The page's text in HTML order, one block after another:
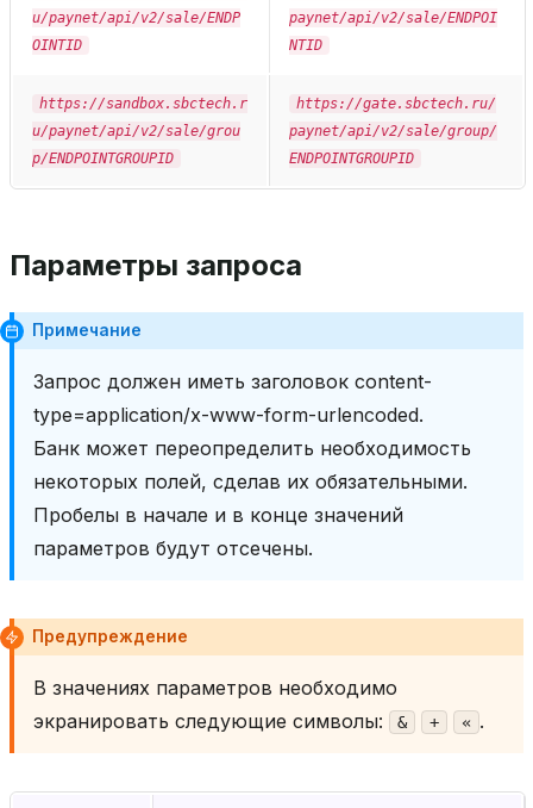
u/paynet/api/v2/sale/ENDP
OINTID
paynet/api/v2/sale/ENDPOI
NTID
https://sandbox.sbctech.r
u/paynet/api/v2/sale/grou
p/ENDPOINTGROUPID
https://gate.sbctech.ru/
paynet/api/v2/sale/group/
ENDPOINTGROUPID
Параметры запроса
Примечание
Запрос должен иметь заголовок content-
type=application/x-www-form-urlencoded.
Банк может переопределить необходимость
некоторых полей, сделав их обязательными.
Пробелы в начале и в конце значений
параметров будут отсечены.
Предупреждение
В значениях параметров необходимо
экранировать следующие символы:
& + « .